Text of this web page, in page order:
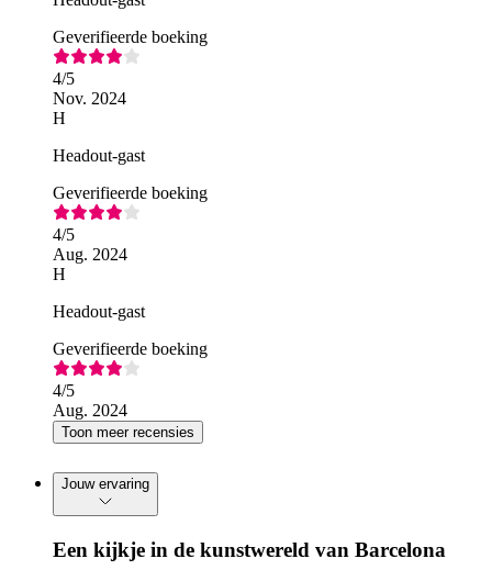
Geverifieerde boeking
4/5
Nov. 2024
H
Headout-gast
Geverifieerde boeking
4/5
Aug. 2024
H
Headout-gast
Geverifieerde boeking
4/5
Aug. 2024
Toon meer recensies
Jouw ervaring
Een kijkje in de kunstwereld van Barcelona